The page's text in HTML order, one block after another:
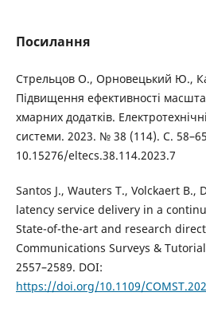
Посилання
Стрельцов О., Орновецький Ю.,
Підвищення ефективності
хмарних додатків.
системи. 2023. № 38 (114). С.
10.15276/eltecs.38.114.2023.7
Santos J., Wauters T., Volckaert B.,
latency service delivery in a
State-of-the-art and research
Communications Surveys &
2557–2589. DOI:
https://doi.org/10.1109/